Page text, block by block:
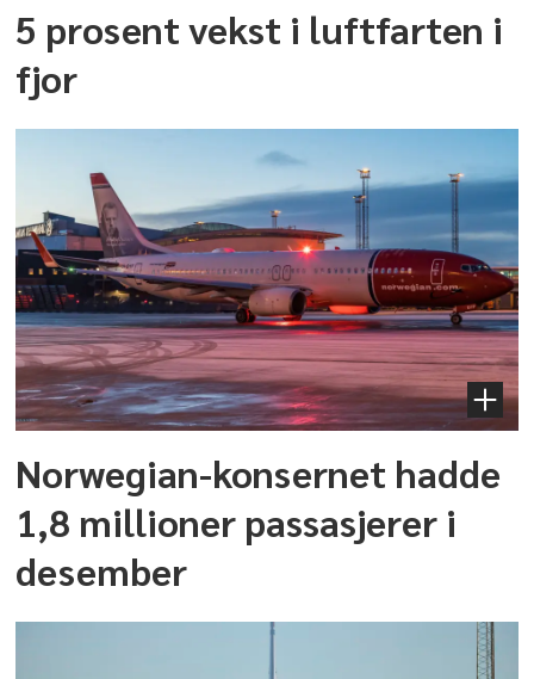
5 prosent vekst i luftfarten i
fjor
Norwegian-konsernet hadde
1,8 millioner passasjerer i
desember